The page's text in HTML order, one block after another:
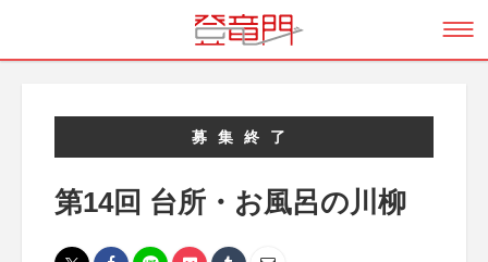
募集終了
第14回 台所・お風呂の川柳